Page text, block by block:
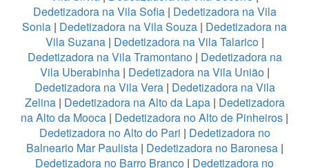
Dedetizadora na Vila Sofia| Dedetizadora na Vila
Sonia | Dedetizadora na Vila Souza | Dedetizadora na
Vila Suzana| Dedetizadora na Vila Talarico|
Dedetizadora na Vila Tramontano| Dedetizadora na
Vila Uberabinha| Dedetizadora na Vila União|
Dedetizadora na Vila Vera| Dedetizadora na Vila
Zelina| Dedetizadora na Alto da Lapa| Dedetizadora
na Alto da Mooca | Dedetizadora no Alto de Pinheiros |
Dedetizadora no Alto do Pari | Dedetizadora no
Balneario Mar Paulista| Dedetizadora no Baronesa|
Dedetizadora no Barro Branco | Dedetizadora no